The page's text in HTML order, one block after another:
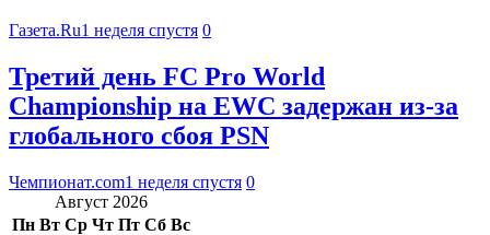
Газета.Ru1 неделя спустя 0
Третий день FC Pro World
Championship на EWC задержан из-за
глобального сбоя PSN
Чемпионат.com1 неделя спустя 0
Август 2026
Пн Вт Ср Чт Пт Сб Вс